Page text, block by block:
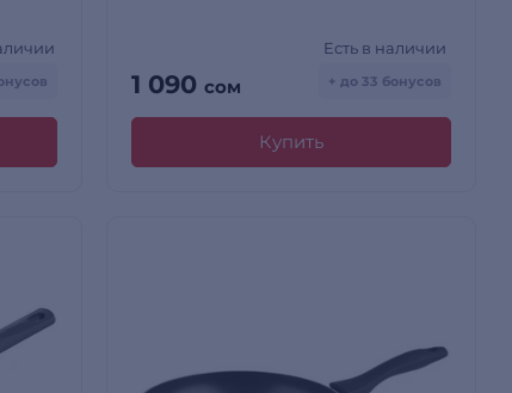
1 090сом
Есть в наличии
+ до 33 бонусов
Купить